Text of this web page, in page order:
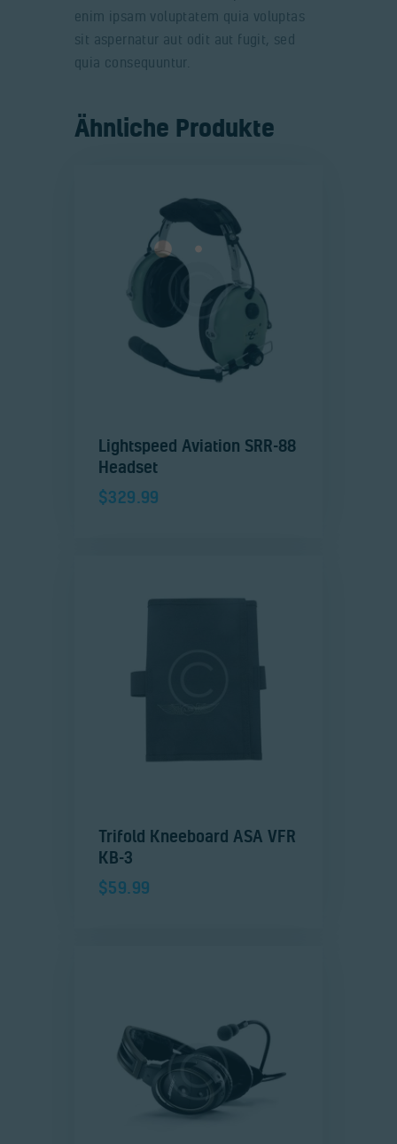
enim ipsam voluptatem quia voluptas
sit aspernatur aut odit aut fugit, sed
quia consequuntur.
Ähnliche Produkte
Lightspeed Aviation SRR-88
Headset
$329.99
Trifold Kneeboard ASA VFR
KB-3
$59.99